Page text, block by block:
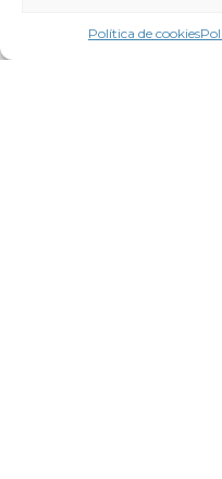
Política de cookies